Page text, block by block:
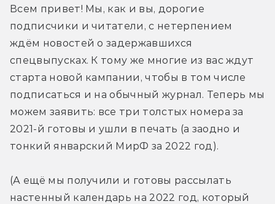
Всем привет! Мы, как и вы, дорогие
подписчики и читатели, с нетерпением
ждём новостей о задержавшихся
спецвыпусках. К тому же многие из вас ждут
старта новой кампании, чтобы в том числе
подписаться и на обычный журнал. Теперь мы
можем заявить: все три толстых номера за
2021-й готовы и ушли в печать (а заодно и
тонкий январский МирФ за 2022 год).
(А ещё мы получили и готовы рассылать
настенный календарь на 2022 год, который